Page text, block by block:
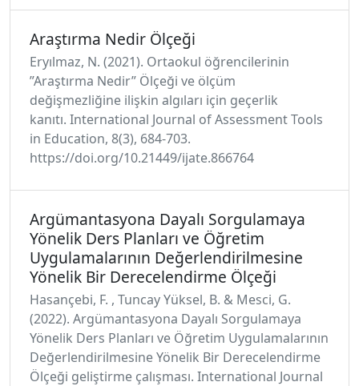
Araştırma Nedir Ölçeği
Eryılmaz, N. (2021). Ortaokul öğrencilerinin
”Araştırma Nedir” Ölçeği ve ölçüm
değişmezliğine ilişkin algıları için geçerlik
kanıtı. International Journal of Assessment Tools
in Education, 8(3), 684-703.
https://doi.org/10.21449/ijate.866764
Argümantasyona Dayalı Sorgulamaya
Yönelik Ders Planları ve Öğretim
Uygulamalarının Değerlendirilmesine
Yönelik Bir Derecelendirme Ölçeği
Hasançebi, F. , Tuncay Yüksel, B. & Mesci, G.
(2022). Argümantasyona Dayalı Sorgulamaya
Yönelik Ders Planları ve Öğretim Uygulamalarının
Değerlendirilmesine Yönelik Bir Derecelendirme
Ölçeği geliştirme çalışması. International Journal